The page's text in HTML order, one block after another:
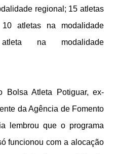
regional; 15 atletas
atletas na modalidade
na modalidade
Atleta Potiguar, ex-
da Agência de Fomento
lembrou que o programa
funcionou com a alocação